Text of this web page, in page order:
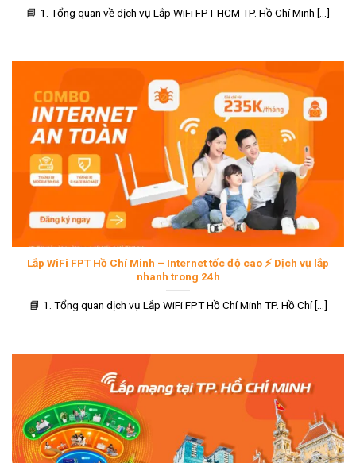
📘 1. Tổng quan về dịch vụ Lắp WiFi FPT HCM TP. Hồ Chí Minh [...]
Lắp WiFi FPT Hồ Chí Minh – Internet tốc độ cao ⚡ Dịch vụ lắp
nhanh trong 24h
📘 1. Tổng quan dịch vụ Lắp WiFi FPT Hồ Chí Minh TP. Hồ Chí [...]